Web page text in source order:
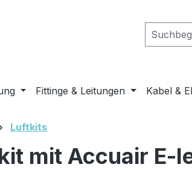
Fittinge & Leitungen Kabel &
Luftkits
mit Accuair E-